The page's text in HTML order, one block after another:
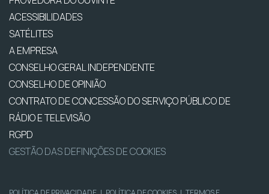
ACESSIBILIDADES
SATÉLITES
A EMPRESA
CONSELHO GERAL INDEPENDENTE
CONSELHO DE OPINIÃO
CONTRATO DE CONCESSÃO DO SERVIÇO PÚBLICO DE
RÁDIO E TELEVISÃO
RGPD
GESTÃO DAS DEFINIÇÕES DE COOKIES